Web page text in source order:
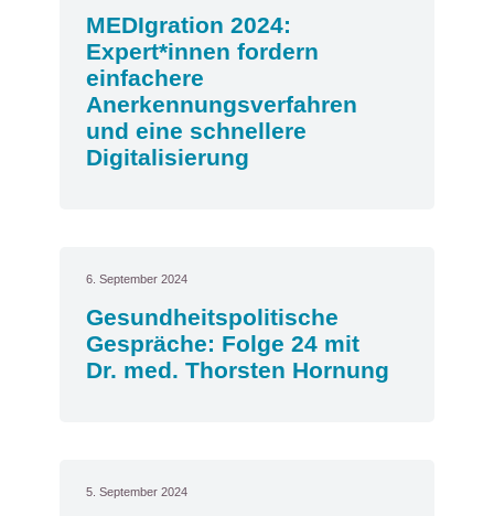
MEDIgration 2024:
Expert*innen fordern
einfachere
Anerkennungsverfahren
und eine schnellere
Digitalisierung
6. September 2024
Gesundheitspolitische
Gespräche: Folge 24 mit
Dr. med. Thorsten Hornung
5. September 2024